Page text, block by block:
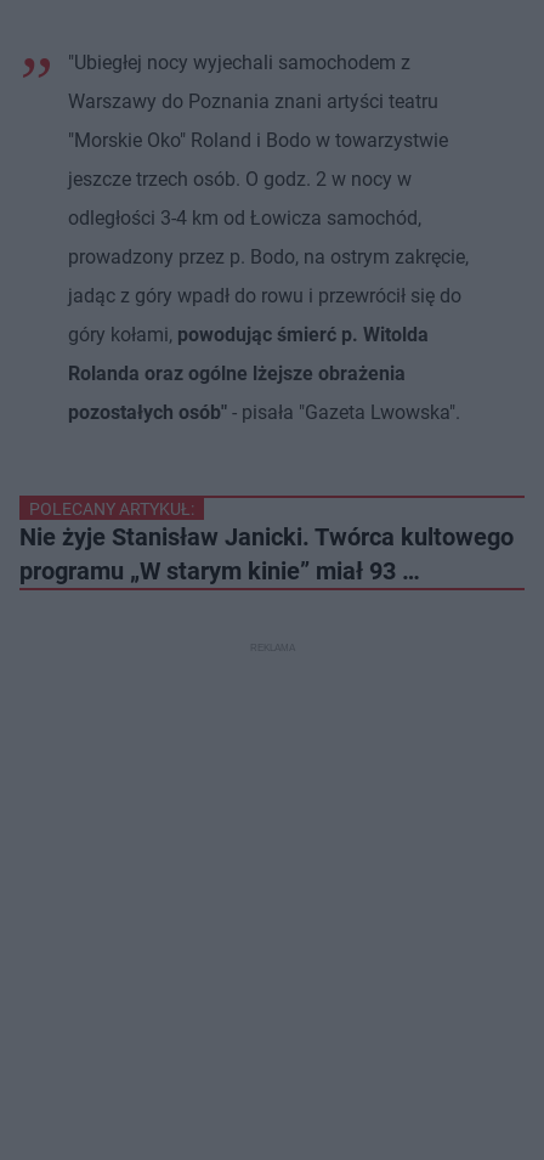
"Ubiegłej nocy wyjechali samochodem z
Warszawy do Poznania znani artyści teatru
"Morskie Oko" Roland i Bodo w towarzystwie
jeszcze trzech osób. O godz. 2 w nocy w
odległości 3-4 km od Łowicza samochód,
prowadzony przez p. Bodo, na ostrym zakręcie,
jadąc z góry wpadł do rowu i przewrócił się do
góry kołami, powodując śmierć p. Witolda
Rolanda oraz ogólne lżejsze obrażenia
pozostałych osób" - pisała "Gazeta Lwowska".
POLECANY ARTYKUŁ:
Nie żyje Stanisław Janicki. Twórca kultowego
programu „W starym kinie” miał 93 …